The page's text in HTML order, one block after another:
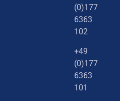
(0)177
6363
102
+49
(0)177
6363
101